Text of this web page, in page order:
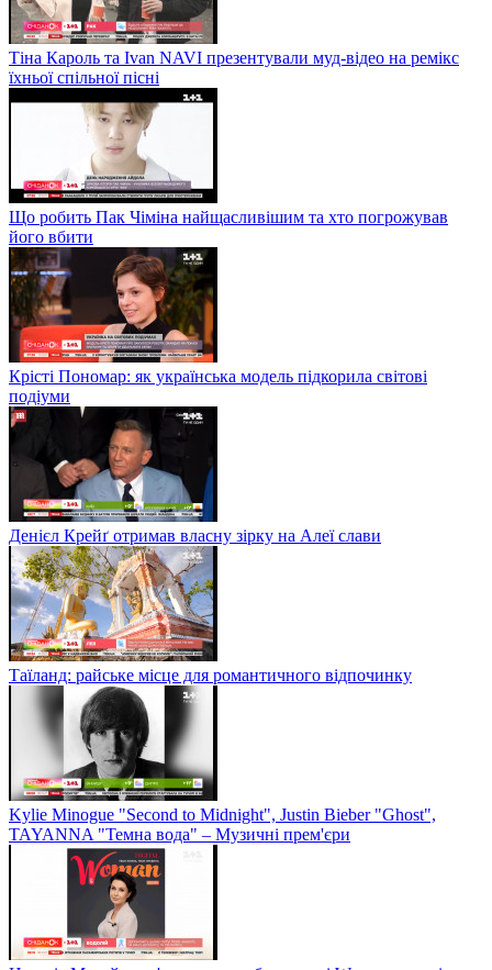
Тіна Кароль та Ivan NAVI презентували муд-відео на ремікс
їхньої спільної пісні
Що робить Пак Чіміна найщасливішим та хто погрожував
його вбити
Крісті Пономар: як українська модель підкорила світові
подіуми
Денієл Крейґ отримав власну зірку на Алеї слави
Таїланд: райське місце для романтичного відпочинку
Kylie Minogue "Second to Midnight", Justin Bieber "Ghost",
TAYANNA "Темна вода" – Музичні прем'єри